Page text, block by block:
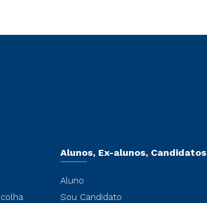
Alunos, Ex-alunos, Candidatos
Aluno
Sou Candidato